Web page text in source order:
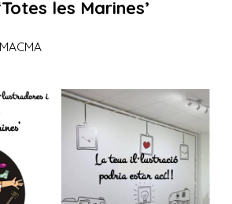
les Marines’